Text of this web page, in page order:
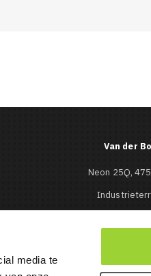
media te
Van der
Neon 25Q,
